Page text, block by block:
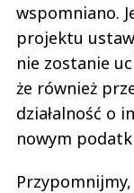
wspomniano.
projektu
nie zostanie
że również
działalność o
nowym
Przypomnijmy,